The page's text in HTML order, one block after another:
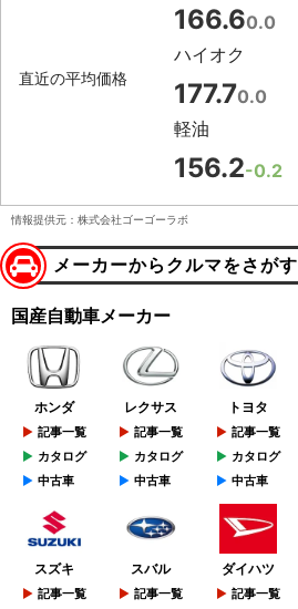
直近の平均価格
166.60.0
ハイオク
177.70.0
軽油
156.2-0.2
情報提供元：株式会社ゴーゴーラボ
メーカーからクルマをさがす
国産自動車メーカー
ホンダ
記事一覧
カタログ
中古車
レクサス
記事一覧
カタログ
中古車
トヨタ
記事一覧
カタログ
中古車
スズキ
記事一覧
スバル
記事一覧
ダイハツ
記事一覧